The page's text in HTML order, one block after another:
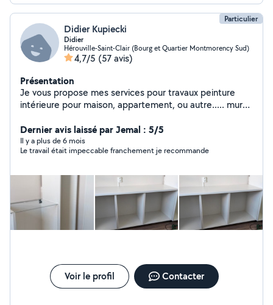
Particulier
Didier Kupiecki
Didier
Hérouville-Saint-Clair (Bourg et Quartier Montmorency Sud)
4,7/5 (57 avis)
Présentation
Je vous propose mes services pour travaux peinture
intérieure pour maison, appartement, ou autre..... mur
distance Max 40 kms.... autour de Caen.... Hérouville
Saint clair..... contact via l'application.... tél..... SMS........
Didier K.... cherche gros travaux de peinture
Didier K.... vous pouvez m'envoyer des photos.., merci....
je vous propose aussi mon aide de la cuisine, préparer
des repas....... je vous propose aussi de faire le lavage
de Sol, parquet stratifié, Lino, carrelage..... j'ai un
aspirateur laveur...... autour de Caen et Hérouville Saint
Hérouville Saint clair.......je me déplace en bus et
tram.......je suis disponible ..... merci de votre
compréhension.......merci Didier K..
Dernier avis laissé par Jemal : 5/5
Il y a plus de 6 mois
Le travail était impeccable franchement je recommande
Voir le profil Contacter